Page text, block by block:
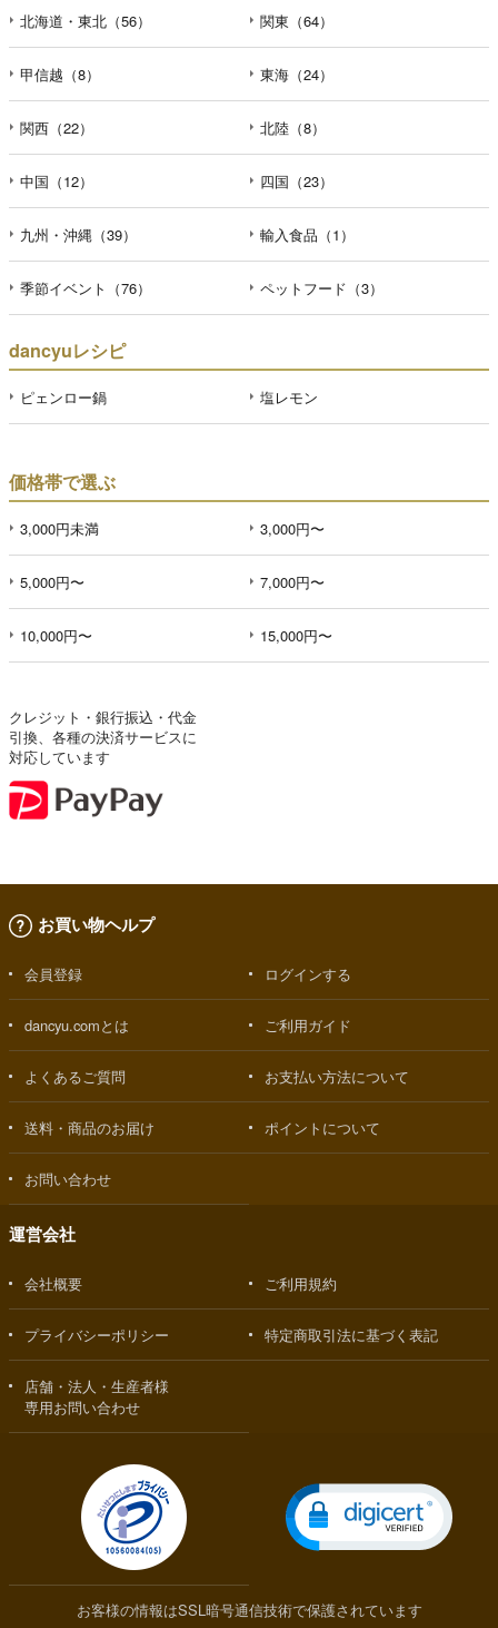
北海道・東北（56） 関東（64）
甲信越（8） 東海（24）
関西（22） 北陸（8）
中国（12） 四国（23）
九州・沖縄（39） 輸入食品（1）
季節イベント（76） ペットフード（3）
dancyuレシピ
ピェンロー鍋 塩レモン
価格帯で選ぶ
3,000円未満 3,000円〜
5,000円〜 7,000円〜
10,000円〜 15,000円〜
クレジット・銀行振込・代金
引換、各種の決済サービスに
対応しています
お買い物ヘルプ
会員登録 ログインする
dancyu.comとは ご利用ガイド
よくあるご質問 お支払い方法について
送料・商品のお届け ポイントについて
お問い合わせ
運営会社
会社概要 ご利用規約
プライバシーポリシー 特定商取引法に基づく表記
店舗・法人・生産者様
専用お問い合わせ
お客様の情報はSSL暗号通信技術で保護されています